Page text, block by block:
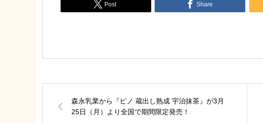
Post Share
森永乳業から『ピノ 蔵出し熟成 宇治抹茶』が3月
25日（月）より全国で期間限定発売！